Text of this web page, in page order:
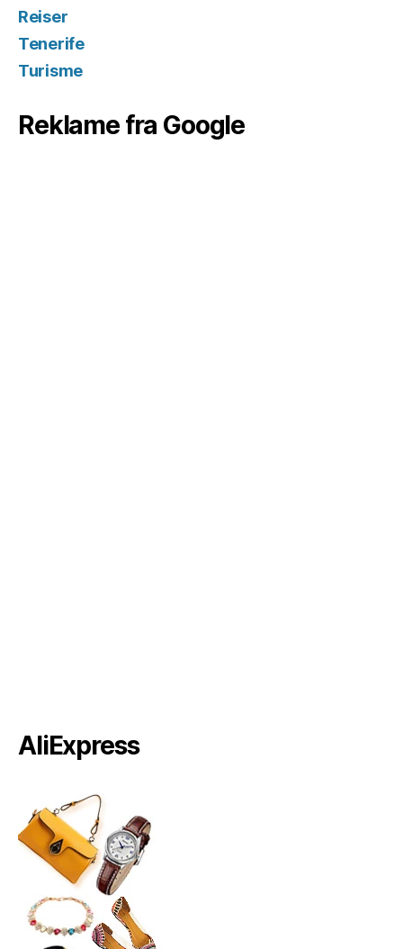
Reiser
Tenerife
Turisme
Reklame fra Google
AliExpress